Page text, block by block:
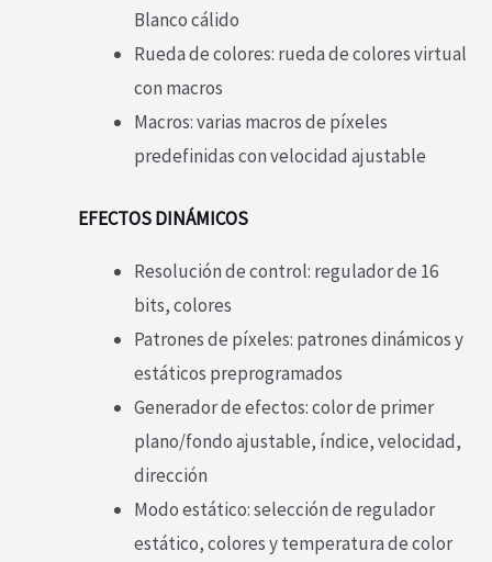
Blanco cálido
Rueda de colores: rueda de colores virtual
con macros
Macros: varias macros de píxeles
predefinidas con velocidad ajustable
EFECTOS DINÁMICOS
Resolución de control: regulador de 16
bits, colores
Patrones de píxeles: patrones dinámicos y
estáticos preprogramados
Generador de efectos: color de primer
plano/fondo ajustable, índice, velocidad,
dirección
Modo estático: selección de regulador
estático, colores y temperatura de color